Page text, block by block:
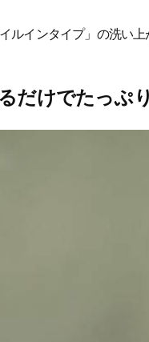
イルインタイプ」の洗
だけでたっぷ